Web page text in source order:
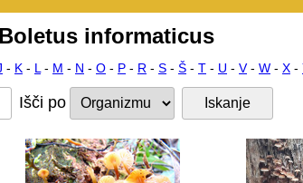
informaticus
- K - L - M - N - O - P - R - S - Š - T - U - V- W - X -
Išči po